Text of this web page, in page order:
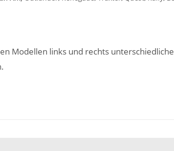
Modellen links und rechts